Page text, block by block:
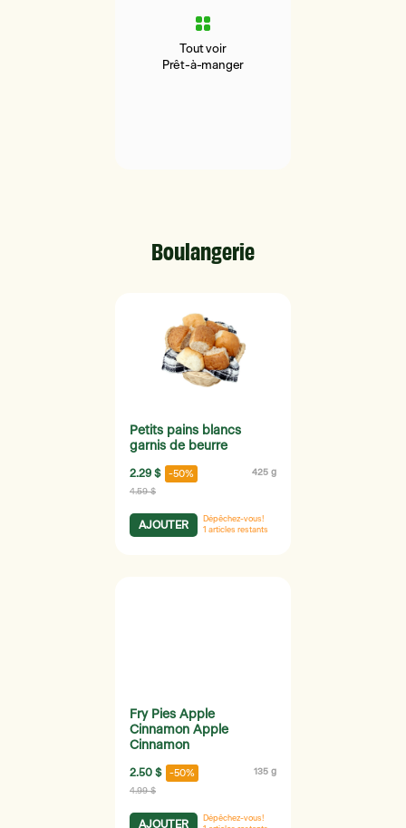
Tout voir
Prêt-à-manger
Boulangerie
Petits pains blancs
garnis de beurre
2.29 $ -50% 425 g
4.59 $
AJOUTER
Dépêchez-vous!
1 articles restants
Fry Pies Apple
Cinnamon Apple
Cinnamon
2.50 $ -50% 135 g
4.99 $
AJOUTER
Dépêchez-vous!